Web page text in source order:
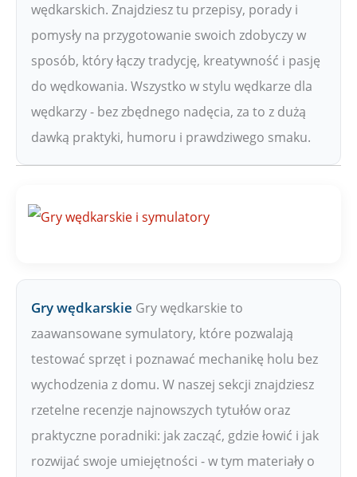
wędkarskich. Znajdziesz tu przepisy, porady i
pomysły na przygotowanie swoich zdobyczy w
sposób, który łączy tradycję, kreatywność i pasję
do wędkowania. Wszystko w stylu wędkarze dla
wędkarzy - bez zbędnego nadęcia, za to z dużą
dawką praktyki, humoru i prawdziwego smaku.
Gry wędkarskie Gry wędkarskie to
zaawansowane symulatory, które pozwalają
testować sprzęt i poznawać mechanikę holu bez
wychodzenia z domu. W naszej sekcji znajdziesz
rzetelne recenzje najnowszych tytułów oraz
praktyczne poradniki: jak zacząć, gdzie łowić i jak
rozwijać swoje umiejętności - w tym materiały o